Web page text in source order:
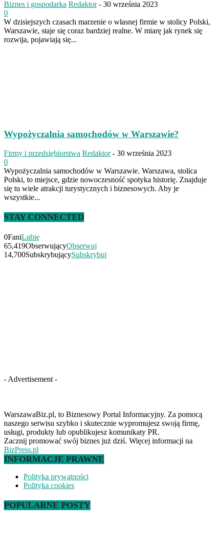
Biznes i gospodarka Redaktor - 30 września 2023
0
W dzisiejszych czasach marzenie o własnej firmie w stolicy Polski,
Warszawie, staje się coraz bardziej realne. W miarę jak rynek się
rozwija, pojawiają się...
Wypożyczalnia samochodów w Warszawie?
Firmy i przedsiębiorstwa Redaktor - 30 września 2023
0
Wypożyczalnia samochodów w Warszawie. Warszawa, stolica
Polski, to miejsce, gdzie nowoczesność spotyka historię. Znajduje
się tu wiele atrakcji turystycznych i biznesowych. Aby je
wszystkie...
STAY CONNECTED
0FaniLubię
65,419ObserwującyObserwuj
14,700SubskrybującySubskrybuj
- Advertisement -
WarszawaBiz.pl, to Biznesowy Portal Informacyjny. Za pomocą
naszego serwisu szybko i skutecznie wypromujesz swoją firmę,
usługi, produkty lub opublikujesz komunikaty PR.
Zacznij promować swój biznes już dziś. Więcej informacji na
BizPress.pl
INFORMACJE PRAWNE
Polityka prywatności
Polityka cookies
POPULARNE POSTY